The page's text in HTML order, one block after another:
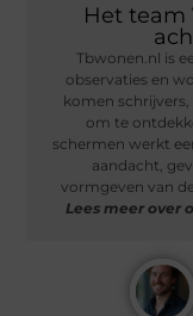
Het team
Tbwonen.nl is
observaties en
komen
om te
schermen werkt
aandacht,
vormgeven van
Lees meer over